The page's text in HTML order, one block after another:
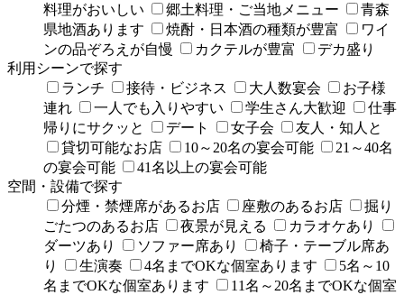
料理がおいしい
郷土料理・ご当地メニュー
青森
県地酒あります
焼酎・日本酒の種類が豊富
ワイ
ンの品ぞろえが自慢
カクテルが豊富
デカ盛り
利用シーンで探す
ランチ
接待・ビジネス 大人数宴会
お子様
連れ
一人でも入りやすい 学生さん大歓迎
仕事
帰りにサクッと
デート 女子会
友人・知人と
貸切可能なお店
10～20名の宴会可能
21～40名
の宴会可能
41名以上の宴会可能
空間・設備で探す
分煙・禁煙席があるお店
座敷のあるお店
掘り
ごたつのあるお店
夜景が見える
カラオケあり
ダーツあり
ソファー席あり
椅子・テーブル席あ
り
生演奏 4名までOKな個室あります
5名～10
名までOKな個室あります
11名～20名までOKな個室